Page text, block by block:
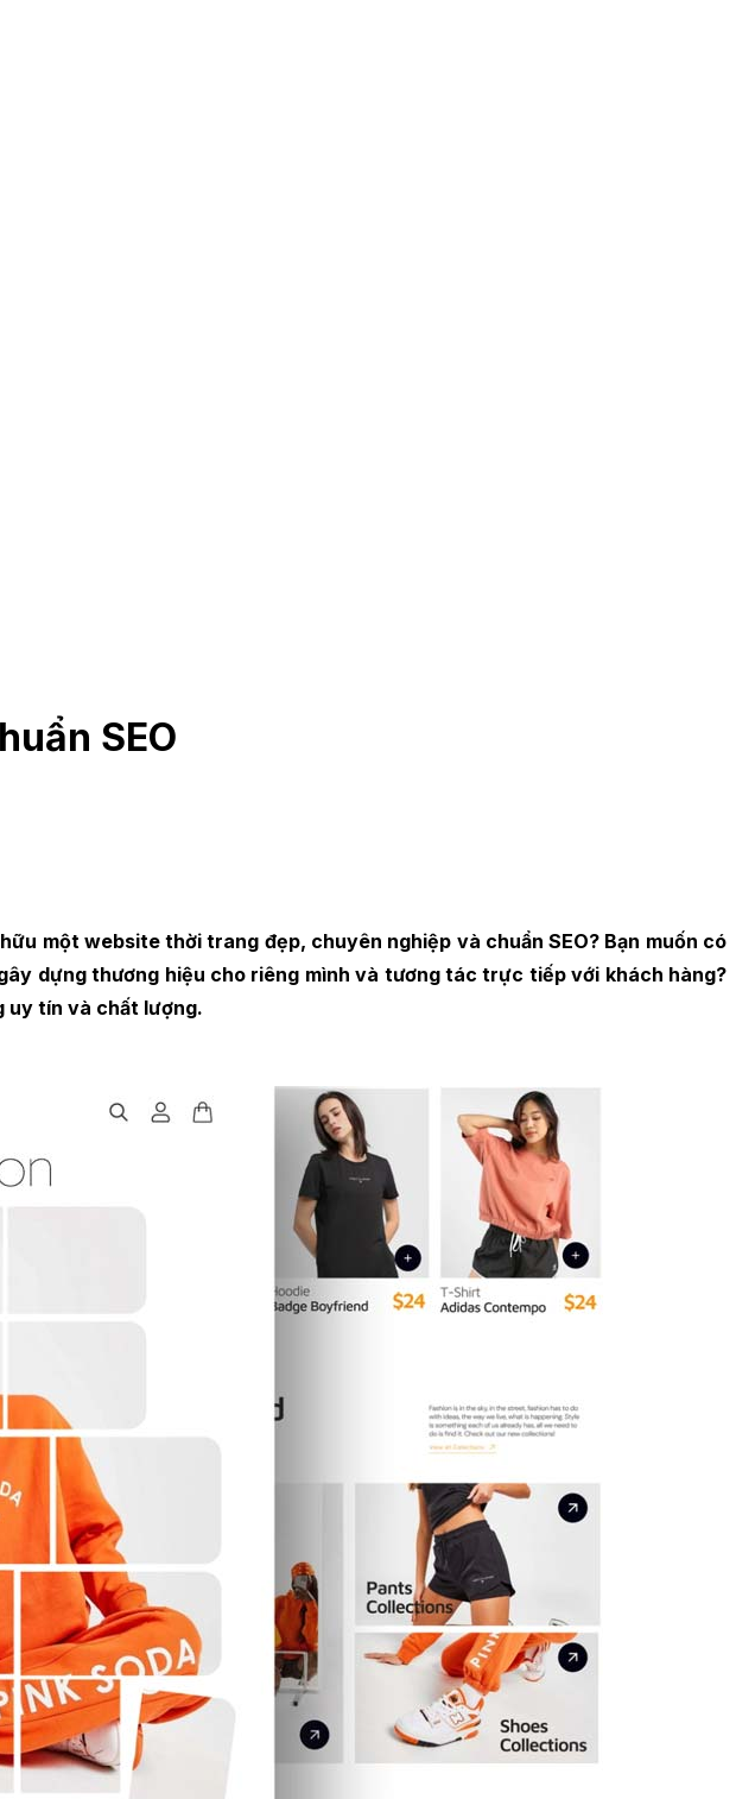
SEO
một website thời trang đẹp, chuyên nghiệp và chuẩn SEO? Bạn muốn có
dựng thương hiệu cho riêng mình và tương tác trực tiếp với khách hàng?
uy tín và chất lượng.